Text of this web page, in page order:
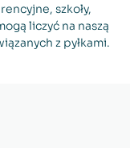
szkoły,
liczyć na naszą
z pyłkami.